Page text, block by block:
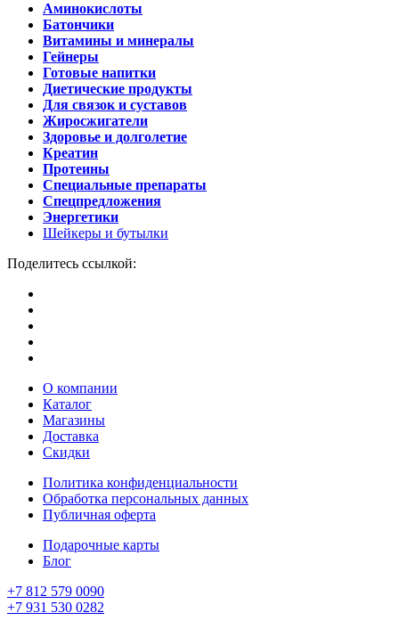
Аминокислоты
Батончики
Витамины и минералы
Гейнеры
Готовые напитки
Диетические продукты
Для связок и суставов
Жиросжигатели
Здоровье и долголетие
Креатин
Протеины
Специальные препараты
Спецпредложения
Энергетики
Шейкеры и бутылки
Поделитесь ссылкой:
О компании
Каталог
Магазины
Доставка
Скидки
Политика конфиденциальности
Обработка персональных данных
Публичная оферта
Подарочные карты
Блог
+7 812 579 0090
+7 931 530 0282